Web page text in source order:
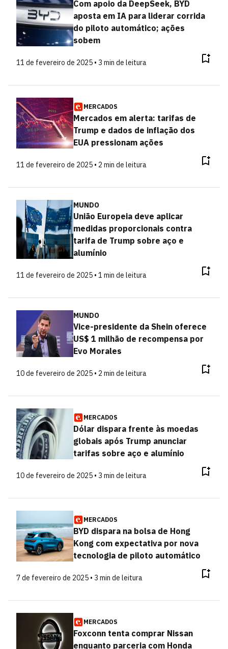
Com apoio da DeepSeek, BYD
aposta em IA para liderar corrida
do piloto automático; ações
sobem
11 de fevereiro de 2025 • 3 min de leitura
MERCADOS
Mercados em alerta: tarifas de
Trump e dados de inflação dos
EUA pressionam ações
11 de fevereiro de 2025 • 2 min de leitura
MUNDO
União Europeia deve aplicar
medidas proporcionais contra
tarifa de Trump sobre aço e
alumínio
11 de fevereiro de 2025 • 1 min de leitura
MUNDO
Vice-presidente da Shein oferece
US$ 1 milhão de recompensa por
Evo Morales
10 de fevereiro de 2025 • 2 min de leitura
MERCADOS
Dólar dispara frente às moedas
globais após Trump anunciar
tarifas sobre aço e alumínio
10 de fevereiro de 2025 • 3 min de leitura
MERCADOS
BYD dispara na bolsa de Hong
Kong com expectativa por nova
tecnologia de piloto automático
7 de fevereiro de 2025 • 3 min de leitura
MERCADOS
Foxconn tenta comprar Nissan
enquanto parceria com Honda